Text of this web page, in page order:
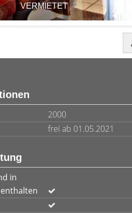
VERMIETET
2000
frei ab 01.05.2021
in